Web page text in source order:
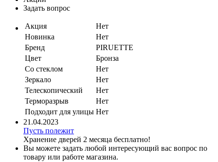
Задать вопрос
Акция
Нет
Новинка
Нет
Бренд
PIRUETTE
Цвет
Бронза
Со стеклом
Нет
Зеркало
Нет
Телескопический
Нет
Терморазрыв
Нет
Подходит для улицы Нет
21.04.2023
Пусть полежит
Хранение дверей 2 месяца бесплатно!
Вы можете задать любой интересующий вас вопрос по
товару или работе магазина.